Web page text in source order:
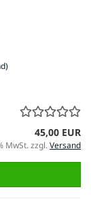
45,00 EUR
MwSt. zzgl.Versand